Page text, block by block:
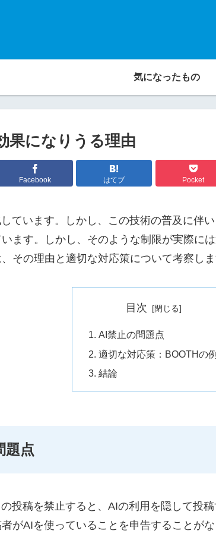
気になったもの
果になりうる理由
Facebook はてブ Pocket
ています。しかし、この技術の普及に伴
ます。しかし、そのような制限が実際に
その理由と適切な対応策について考察しま
目次
AI禁止の問題点
適切な対応策：BOOTHの
結論
題点
投稿を禁止すると、AIの利用を隠して投
がAIを使っていることを申告することが